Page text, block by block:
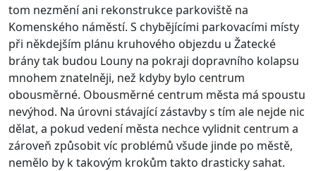
tom nezmění ani rekonstrukce parkoviště na
Komenského náměstí. S chybějícími parkovacími místy
při někdejším plánu kruhového objezdu u Žatecké
brány tak budou Louny na pokraji dopravního kolapsu
mnohem znatelněji, než kdyby bylo centrum
obousměrné. Obousměrné centrum města má spoustu
nevýhod. Na úrovni stávající zástavby s tím ale nejde nic
dělat, a pokud vedení města nechce vylidnit centrum a
zároveň způsobit víc problémů všude jinde po městě,
nemělo by k takovým krokům takto drasticky sahat.